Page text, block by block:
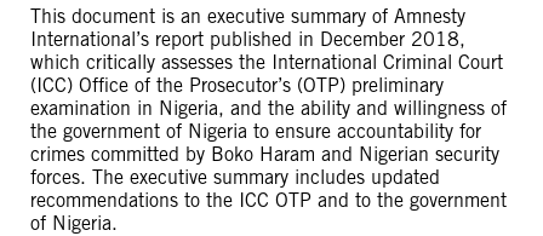
This document is an executive summary of Amnesty
International’s report published in December 2018,
which critically assesses the International Criminal Court
(ICC) Office of the Prosecutor’s (OTP) preliminary
examination in Nigeria, and the ability and willingness of
the government of Nigeria to ensure accountability for
crimes committed by Boko Haram and Nigerian security
forces. The executive summary includes updated
recommendations to the ICC OTP and to the government
of Nigeria.